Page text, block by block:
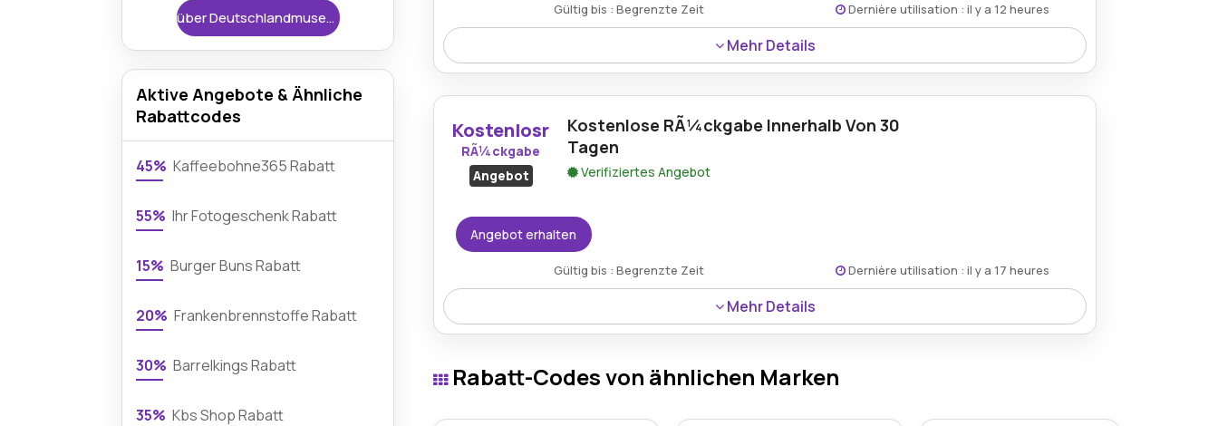
Gültig bis : Begrenzte Zeit Dernière utilisation : il y a 12 heures
Mehr Details
Bei der Registrierung eines neuen Kontos erhalten Sie 10% Rabatt, sodass Erstbenutzer von
sofortigen Ersparnissen beim ersten Einkaufserlebnis profitieren.
Kostenlosr
RÃ¼ckgabe
Angebot
Kostenlose RÃ¼ckgabe Innerhalb Von 30
Tagen
Verifiziertes Angebot
Angebot erhalten
Gültig bis : Begrenzte Zeit Dernière utilisation : il y a 17 heures
Mehr Details
Solo Global ermÃ¶glicht die RÃ¼ckgabe von Artikeln ohne zusÃ¤tzliche Kosten innerhalb von 30
RÃ¼ckerstattungen.
Rabatt-Codes von ähnlichen Marken
über Deutschlandmuseum
Aktive Angebote & Ähnliche
Rabattcodes
45% Kaffeebohne365 Rabatt
55% Ihr Fotogeschenk Rabatt
15% Burger Buns Rabatt
20% Frankenbrennstoffe Rabatt
30% Barrelkings Rabatt
35% Kbs Shop Rabatt